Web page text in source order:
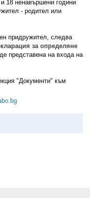
18 ненавършени години
- родител или
придружител, следва
за определяне
представена на входа на
"Документи" към